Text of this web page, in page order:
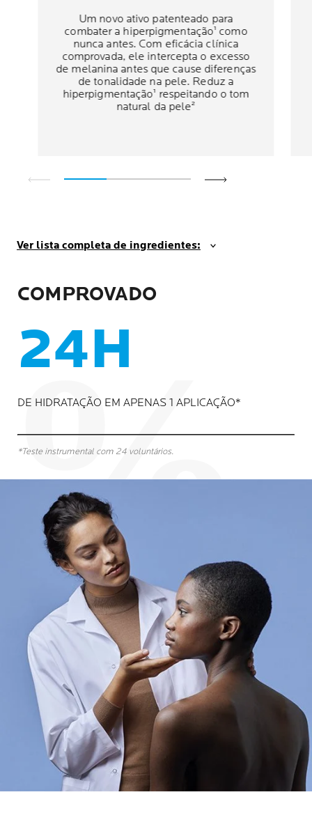
Um novo ativo patenteado para
combater a hiperpigmentação¹ como
nunca antes. Com eficácia clínica
comprovada, ele intercepta o excesso
de melanina antes que cause diferenças
de tonalidade na pele. Reduz a
hiperpigmentação¹ respeitando o tom
natural da pele²
Ver lista completa de ingredientes:
COMPROVADO
24H
DE HIDRATAÇÃO EM APENAS 1 APLICAÇÃO*
*Teste instrumental com 24 voluntários.